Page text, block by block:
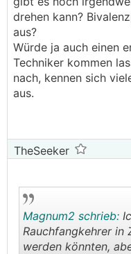
drehen kann?
aus?
Würde ja auch einen
Techniker kommen
nach, kennen sich
aus.
TheSeeker
Magnum2 schrieb:
Rauchfangkehrer in
werden könnten,